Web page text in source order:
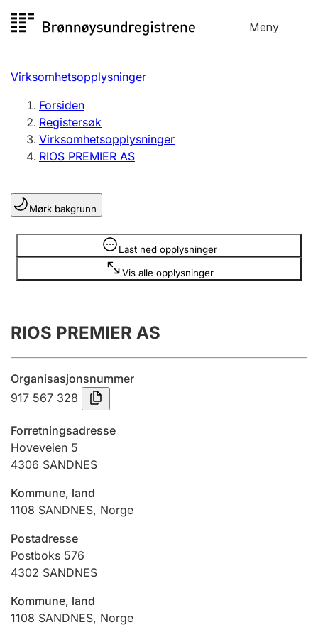
til
Meny
Registersøk
Aksjeselskap
Enkeltpersonforetak
Registrere, endre, slette
Lag og forening
Registrere, endre, slette
Årsregnskap
Innsending og forsinkelsesgebyr
Tinglysing
Jeger
Ektepaktveileder
Virksomhetsopplysninger
Forsiden
Registersøk
Virksomhetsopplysninger
RIOS PREMIER AS
Mørk bakgrunn
Last ned opplysninger
Vis alle opplysninger
Opplysninger er skjult
RIOS PREMIER AS
Organisasjonsnummer
917 567 328
Forretningsadresse
Hoveveien 5
4306 SANDNES
Kommune, land
1108 SANDNES, Norge
Postadresse
Postboks 576
4302 SANDNES
Kommune, land
1108 SANDNES, Norge